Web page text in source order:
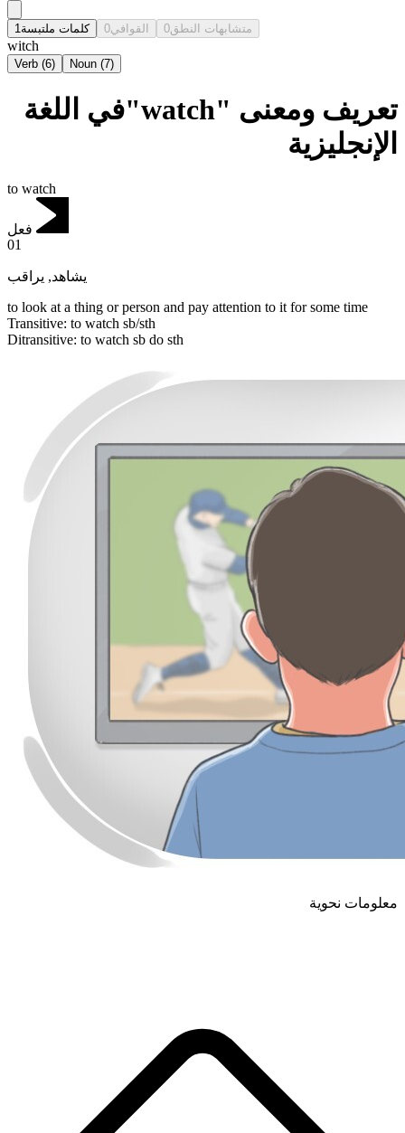
كلمات ملتبسة 1 القوافي0 متشابهات النطق0
witch
Verb (6) Noun (7)
تعريف ومعنى "watch"في اللغة
الإنجليزية
to watch
فعل
01
يشاهد, يراقب
to look at a thing or person and pay attention to it for some time
Transitive: to watch sb/sth
Ditransitive: to watch sb do sth
معلومات نحوية